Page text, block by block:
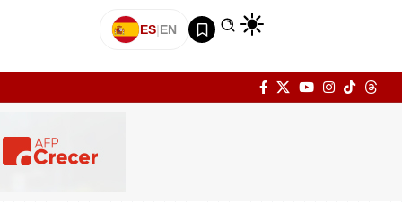
ES|EN